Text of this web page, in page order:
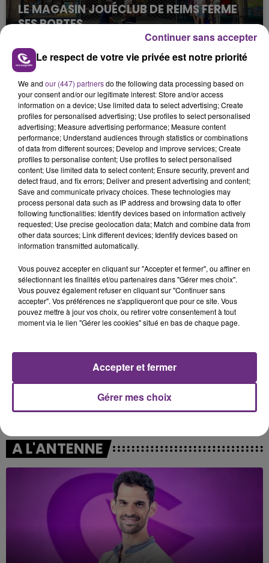
LE MAGASIN JOUÉCLUB DE REIMS FERME
SES PORTES
C'était l'une des institutions du centre-ville
rémois. Le magasin JouéClub est contraint de
fermer ses portes.
TITRES DIFFUSÉS
18h57
18h57
PIERRE DE MAERE
Je Pense A Vous
18h53
18h53
LEWIS CAPALDI
18h48
18h48
OLIVIA RODRIGO
Stupid Song
18h44
18h44
Love Dont Let Me Go
A L'ANTENNE
Le respect de votre vie privée est notre priorité
We and our (447) partnersdo the following data processing based on
your consent and/or our legitimate interest: Store and/or access
information on a device; Use limited data to select advertising; Create
profiles for personalised advertising; Use profiles to select personalised
advertising; Measure advertising performance; Measure content
performance; Understand audiences through statistics or combinations
of data from different sources; Develop and improve services; Create
profiles to personalise content; Use profiles to select personalised
content; Use limited data to select content; Ensure security, prevent and
detect fraud, and fix errors; Deliver and present advertising and content;
Save and communicate privacy choices. These technologies may
process personal data such as IP address and browsing data to offer
following functionalities: Identify devices based on information actively
requested; Use precise geolocation data; Match and combine data from
other data sources; Link different devices; Identify devices based on
information transmitted automatically.
Vous pouvez accepter en cliquant sur "Accepter et fermer", ou affiner en
sélectionnant les finalités et/ou partenaires dans "Gérer mes choix".
Vous pouvez également refuser en cliquant sur "Continuer sans
accepter". Vos préférences ne s'appliqueront que pour ce site. Vous
pouvez mettre à jour vos choix, ou retirer votre consentement à tout
moment via le lien "Gérer les cookies" situé en bas de chaque page.
Gérer mes choix
Accepter et fermer
Continuer sans accepter